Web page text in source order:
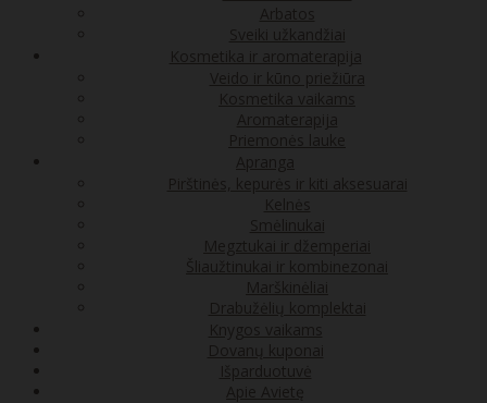
Arbatos
Sveiki užkandžiai
Kosmetika ir aromaterapija
Veido ir kūno priežiūra
Kosmetika vaikams
Aromaterapija
Priemonės lauke
Apranga
Pirštinės, kepurės ir kiti aksesuarai
Kelnės
Smėlinukai
Megztukai ir džemperiai
Šliaužtinukai ir kombinezonai
Marškinėliai
Drabužėlių komplektai
Knygos vaikams
Dovanų kuponai
Išparduotuvė
Apie Avietę